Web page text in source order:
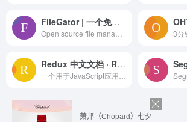
FileGator | 一个免费的、开源的、自托管 免费的多用户PHP文件管理器
Redux 中文文档 · Redux